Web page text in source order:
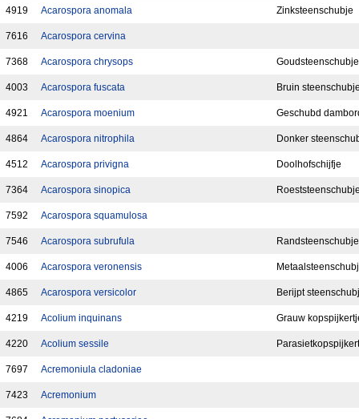
4919 Acarospora anomala Zinksteenschubje
7616 Acarospora cervina
7368 Acarospora chrysops Goudsteenschubje
4003 Acarospora fuscata Bruin
4921 Acarospora moenium Geschubd
4864 Acarospora nitrophila Donker
4512 Acarospora privigna Doolhofschijfje
7364 Acarospora sinopica
7592 Acarospora squamulosa
7546 Acarospora subrufula Randsteenschubje
4006 Acarospora veronensis
4865 Acarospora versicolor Berijpt
4219 Acolium inquinans Grauw
4220 Acolium sessile
7697 Acremoniula cladoniae
7423 Acremonium